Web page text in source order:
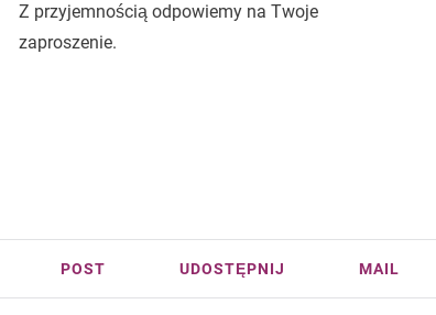
Z przyjemnością odpowiemy na Twoje
zaproszenie.
POST UDOSTĘPNIJ MAIL